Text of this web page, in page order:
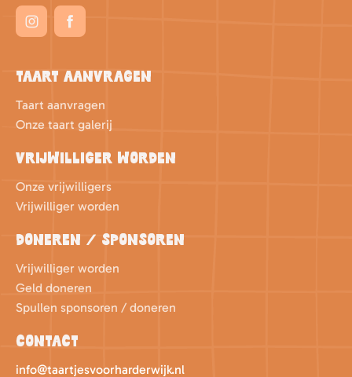
Taart aanvragen
Taart aanvragen
Onze taart galerij
Vrijwilliger worden
Onze vrijwilligers
Vrijwilliger worden
Doneren / sponsoren
Vrijwilliger worden
Geld doneren
Spullen sponsoren / doneren
Contact
info@taartjesvoorharderwijk.nl